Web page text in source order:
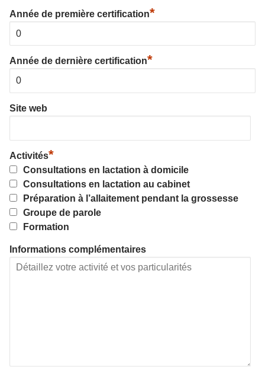
Année de première certification*
Année de dernière certification*
Site web
Activités*
Consultations en lactation à domicile
Consultations en lactation au cabinet
Préparation à l’allaitement pendant la grossesse
Groupe de parole
Formation
Informations complémentaires